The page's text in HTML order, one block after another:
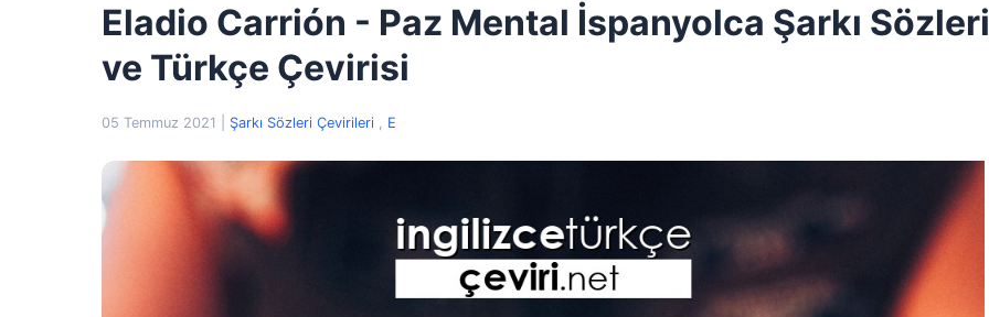
Eladio Carrión - Paz Mental İspanyolca Şarkı Sözleri
ve Türkçe Çevirisi
05 Temmuz 2021 Şarkı Sözleri Çevirileri , E